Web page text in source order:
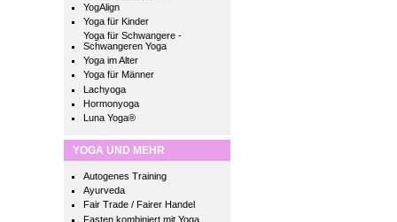
YogAlign
Yoga für Kinder
Yoga für Schwangere -
Schwangeren Yoga
Yoga im Alter
Yoga für Männer
Lachyoga
Hormonyoga
Luna Yoga®
YOGA UND MEHR
Autogenes Training
Ayurveda
Fair Trade / Fairer Handel
Fasten kombiniert mit Yoga